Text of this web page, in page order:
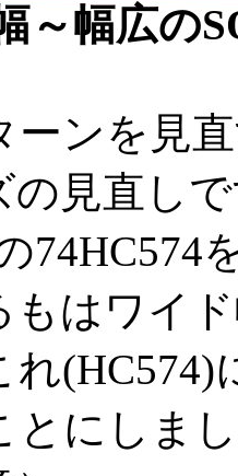
～幅広の
ーンを見
の見直し
もはワイ
れ
とにしま